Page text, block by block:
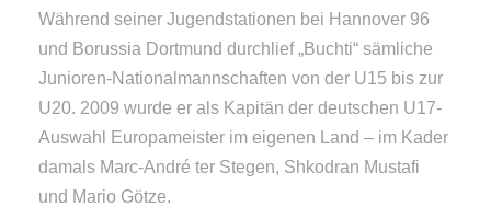
Während seiner Jugendstationen bei Hannover 96
und Borussia Dortmund durchlief „Buchti“ sämliche
Junioren-Nationalmannschaften von der U15 bis zur
U20. 2009 wurde er als Kapitän der deutschen U17-
Auswahl Europameister im eigenen Land – im Kader
damals Marc-André ter Stegen, Shkodran Mustafi
und Mario Götze.